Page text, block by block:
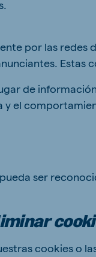
por las redes
Estas
de
y el
ser
cookies o